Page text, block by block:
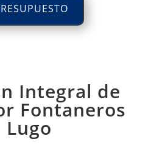
Integral de
Fontaneros
Lugo